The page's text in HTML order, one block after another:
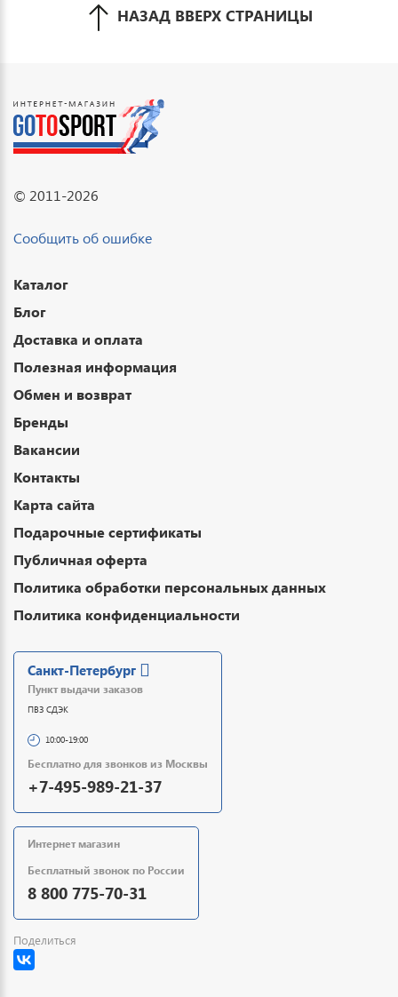
НАЗАД ВВЕРХ СТРАНИЦЫ
© 2011-2026
Сообщить об ошибке
Каталог
Блог
Доставка и оплата
Полезная информация
Обмен и возврат
Бренды
Вакансии
Контакты
Карта сайта
Подарочные сертификаты
Публичная оферта
Политика обработки персональных данных
Политика конфиденциальности
Санкт-Петербург
Пункт выдачи заказов
ПВЗ СДЭК
10:00-19:00
Бесплатно для звонков из Москвы
+7-495-989-21-37
Интернет магазин
Бесплатный звонок по России
8 800 775-70-31
Поделиться